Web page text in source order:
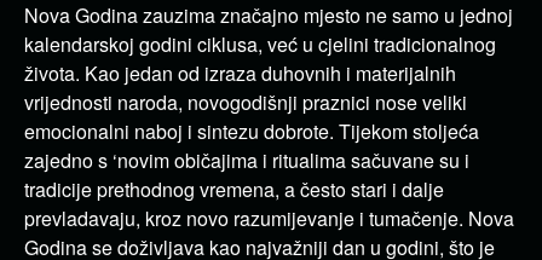
Nova Godina zauzima značajno mjesto ne samo u jednoj
kalendarskoj godini ciklusa, već u cjelini tradicionalnog
života. Kao jedan od izraza duhovnih i materijalnih
vrijednosti naroda, novogodišnji praznici nose veliki
emocionalni naboj i sintezu dobrote. Tijekom stoljeća
zajedno s ‘novim običajima i ritualima sačuvane su i
tradicije prethodnog vremena, a često stari i dalje
prevladavaju, kroz novo razumijevanje i tumačenje. Nova
Godina se doživljava kao najvažniji dan u godini, što je